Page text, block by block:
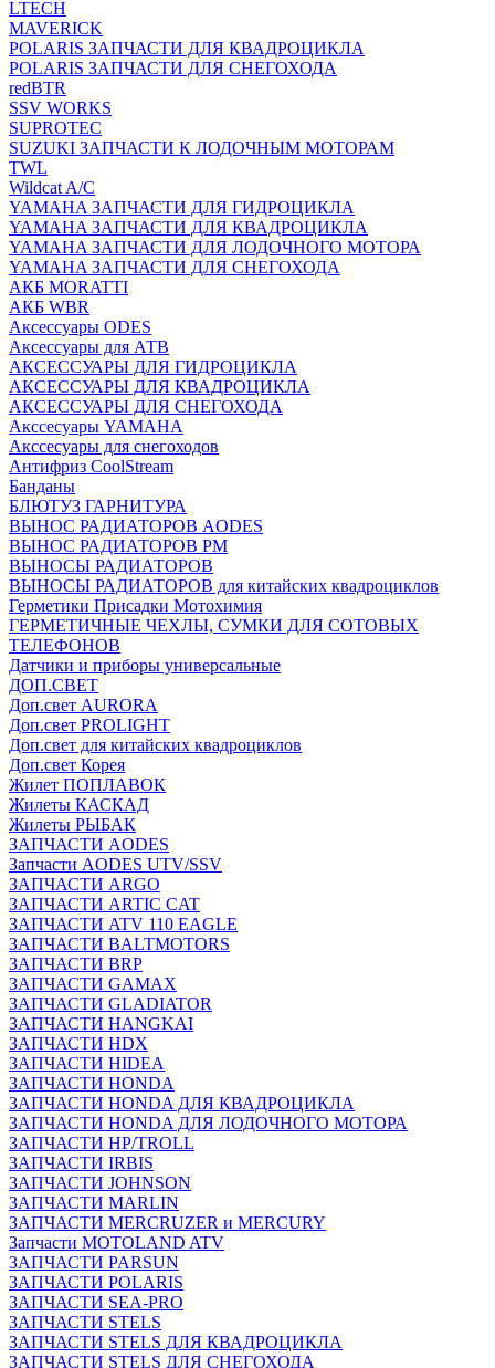
LTECH
MAVERICK
POLARIS ЗАПЧАСТИ ДЛЯ КВАДРОЦИКЛА
POLARIS ЗАПЧАСТИ ДЛЯ СНЕГОХОДА
redBTR
SSV WORKS
SUPROTEC
SUZUKI ЗАПЧАСТИ К ЛОДОЧНЫМ МОТОРАМ
TWL
Wildcat A/C
YAMAHA ЗАПЧАСТИ ДЛЯ ГИДРОЦИКЛА
YAMAHA ЗАПЧАСТИ ДЛЯ КВАДРОЦИКЛА
YAMAHA ЗАПЧАСТИ ДЛЯ ЛОДОЧНОГО МОТОРА
YAMAHA ЗАПЧАСТИ ДЛЯ СНЕГОХОДА
АКБ MORATTI
АКБ WBR
Аксессуары ODES
Аксессуары для АТВ
АКСЕССУАРЫ ДЛЯ ГИДРОЦИКЛА
АКСЕССУАРЫ ДЛЯ КВАДРОЦИКЛА
АКСЕССУАРЫ ДЛЯ СНЕГОХОДА
Акссесуары YAMAHA
Акссесуары для снегоходов
Антифриз CoolStream
Банданы
БЛЮТУЗ ГАРНИТУРА
ВЫНОС РАДИАТОРОВ AODES
ВЫНОС РАДИАТОРОВ РМ
ВЫНОСЫ РАДИАТОРОВ
ВЫНОСЫ РАДИАТОРОВ для китайских квадроциклов
Герметики Присадки Мотохимия
ГЕРМЕТИЧНЫЕ ЧЕХЛЫ, СУМКИ ДЛЯ СОТОВЫХ
ТЕЛЕФОНОВ
Датчики и приборы универсальные
ДОП.СВЕТ
Доп.свет AURORA
Доп.свет PROLIGHT
Доп.свет для китайских квадроциклов
Доп.свет Корея
Жилет ПОПЛАВОК
Жилеты КАСКАД
Жилеты РЫБАК
ЗАПЧАСТИ AODES
Запчасти AODES UTV/SSV
ЗАПЧАСТИ ARGO
ЗАПЧАСТИ ARTIC CAT
ЗАПЧАСТИ ATV 110 EAGLE
ЗАПЧАСТИ BALTMOTORS
ЗАПЧАСТИ BRP
ЗАПЧАСТИ GAMAX
ЗАПЧАСТИ GLADIATOR
ЗАПЧАСТИ HANGKAI
ЗАПЧАСТИ HDX
ЗАПЧАСТИ HIDEA
ЗАПЧАСТИ HONDA
ЗАПЧАСТИ HONDA ДЛЯ КВАДРОЦИКЛА
ЗАПЧАСТИ HONDA ДЛЯ ЛОДОЧНОГО МОТОРА
ЗАПЧАСТИ HP/TROLL
ЗАПЧАСТИ IRBIS
ЗАПЧАСТИ JOHNSON
ЗАПЧАСТИ MARLIN
ЗАПЧАСТИ MERCRUZER и MERCURY
Запчасти MOTOLAND ATV
ЗАПЧАСТИ PARSUN
ЗАПЧАСТИ POLARIS
ЗАПЧАСТИ SEA-PRO
ЗАПЧАСТИ STELS
ЗАПЧАСТИ STELS ДЛЯ КВАДРОЦИКЛА
ЗАПЧАСТИ STELS ДЛЯ СНЕГОХОДА